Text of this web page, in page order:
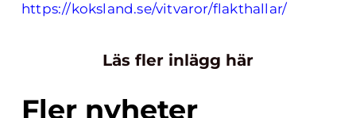
https://koksland.se/vitvaror/flakthallar/
Läs fler inlägg här
Fler nyheter